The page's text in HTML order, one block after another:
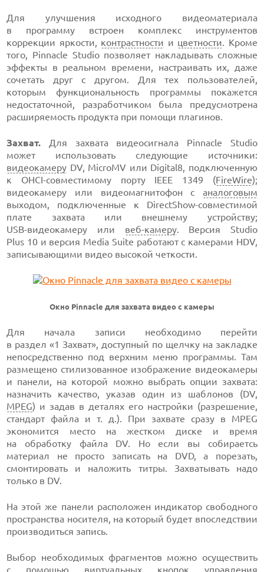
Для улучшения исходного видеоматериала
в программу встроен комплекс инструментов
коррекции яркости, контрастности и цветности. Кроме
того, Pinnacle Studio позволяет накладывать сложные
эффекты в реальном времени, настраивать их, даже
сочетать друг с другом. Для тех пользователей,
которым функциональность программы покажется
недостаточной, разработчиком была предусмотрена
расширяемость продукта при помощи плагинов.
Захват. Для захвата видеосигнала Pinnacle Studio
может использовать следующие источники:
видеокамеру DV, MicroMV или Digital8, подключенную
к OHCI-совместимомупорту IEEE 1349 (FireWire);
видеокамеру или видеомагнитофон с аналоговым
выходом, подключенные к DirectShow-совместимой
плате захвата или внешнему устройству;
USB-видеокамеру или веб-камеру. Версия Studio
Plus 10 и версия Media Suite работают с камерами HDV,
записывающими видео высокой четкости.
Окно Pinnacle для захвата видео с камеры
Для начала записи необходимо перейти
в раздел «1 Захват», доступный по щелчку на закладке
непосредственно под верхним меню программы. Там
размещено стилизованное изображение видеокамеры
и панели, на которой можно выбрать опции захвата:
назначить качество, указав один из шаблонов (DV,
MPEG) и задав в деталях его настройки (разрешение,
стандарт файла и т. д.). При захвате сразу в MPEG
экономится место на жестком диске и время
на обработку файла DV. Но если вы собираетсь
материал не просто записать на DVD, а порезать,
смонтировать и наложить титры. Захватывать надо
только в DV.
На этой же панели расположен индикатор свободного
пространства носителя, на который будет впоследствии
производиться запись.
Выбор необходимых фрагментов можно осуществить
с помощью виртуальных кнопок управления